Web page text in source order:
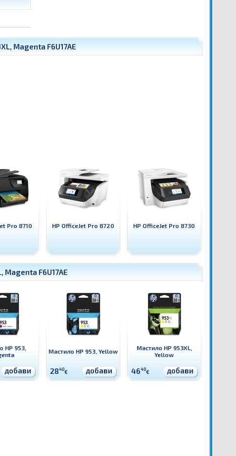
Magenta F6U17AE
Pro 8710 HP OfficeJet Pro 8720 HP OfficeJet Pro 8730
Magenta F6U17AE
HP 953,
добави
Мастило HP 953, Yellow
2840€ добави
Мастило HP 953XL,
Yellow
4640€ добави